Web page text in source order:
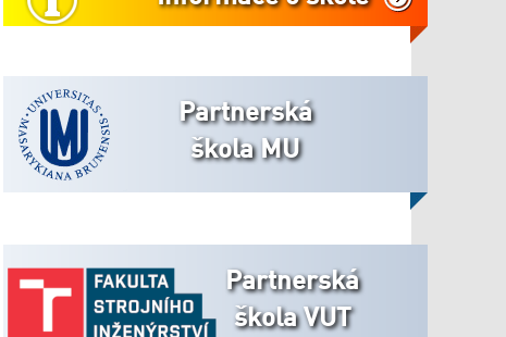
Partnerská
škola MU
Partnerská
škola VUT